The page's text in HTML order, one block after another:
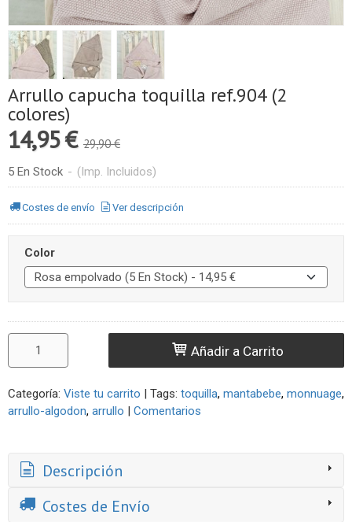
Arrullo capucha toquilla ref.904 (2
colores)
14,95 € 29,90 €
5 En Stock - (Imp. Incluidos)
Costes de envío Ver descripción
Color
Añadir a Carrito
Categoría: Viste tu carrito | Tags: toquilla mantabebe monnuage
arrullo-algodon arrullo | Comentarios
Descripción
Costes de Envío